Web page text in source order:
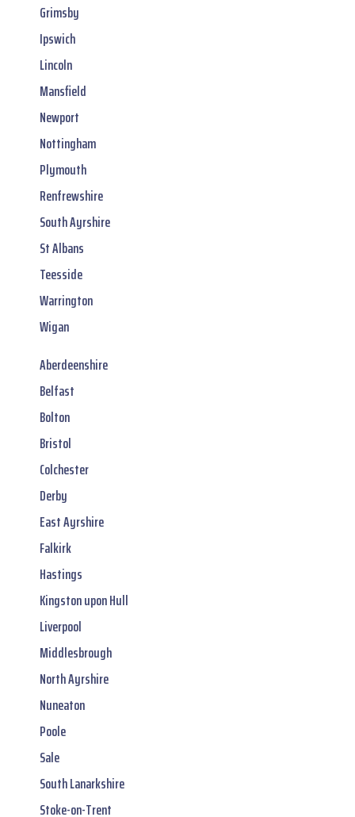
Grimsby
Ipswich
Lincoln
Mansfield
Newport
Nottingham
Plymouth
Renfrewshire
South Ayrshire
St Albans
Teesside
Warrington
Wigan
Aberdeenshire
Belfast
Bolton
Bristol
Colchester
Derby
East Ayrshire
Falkirk
Hastings
Kingston upon Hull
Liverpool
Middlesbrough
North Ayrshire
Nuneaton
Poole
Sale
South Lanarkshire
Stoke-on-Trent